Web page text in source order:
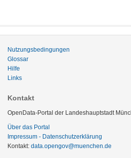
Nutzungsbedingungen
Glossar
Hilfe
Links
Kontakt
OpenData-Portal der Landeshauptstadt
Über das Portal
Impressum - Datenschutzerklärung
Kontakt: data.opengov@muenchen.de